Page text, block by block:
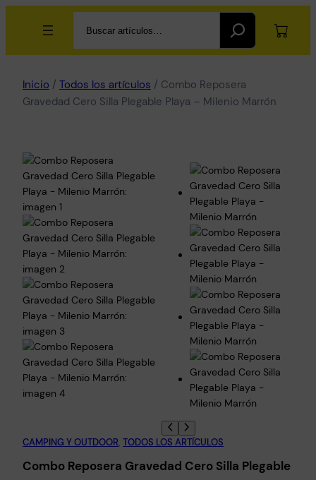
Inicio / Todos los artículos / Combo Reposera
Gravedad Cero Silla Plegable Playa – Milenio Marrón
CAMPING Y OUTDOOR, TODOS LOS ARTÍCULOS
Combo Reposera Gravedad Cero Silla Plegable